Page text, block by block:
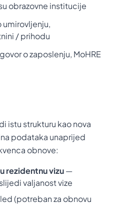
obrazovne institucije
umirovljenju,
/ prihodu
o zaposlenju, MoHRE
istu strukturu kao nova
podataka unaprijed
obnove:
rezidentnu vizu—
valjanost vize
(potreban za obnovu